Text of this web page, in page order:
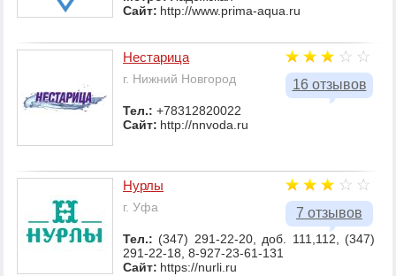
Сайт: http://www.prima-aqua.ru
16 отзывов
Нестарица
г. Нижний Новгород
Тел.: +78312820022
Сайт: http://nnvoda.ru
7 отзывов
Нурлы
г. Уфа
Тел.: (347) 291-22-20, доб. 111,112, (347)
291-22-18, 8-927-23-61-131
Сайт: https://nurli.ru